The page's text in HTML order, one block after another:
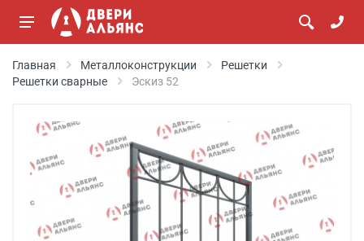
Главная Металлоконструкции
Решетки
Решетки сварные
Эскиз 52